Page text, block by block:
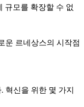
규모를 확장할 수 없
운 르네상스의 시작점
신을 위한 몇 가지